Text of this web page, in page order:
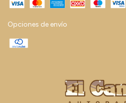
Opciones de envío